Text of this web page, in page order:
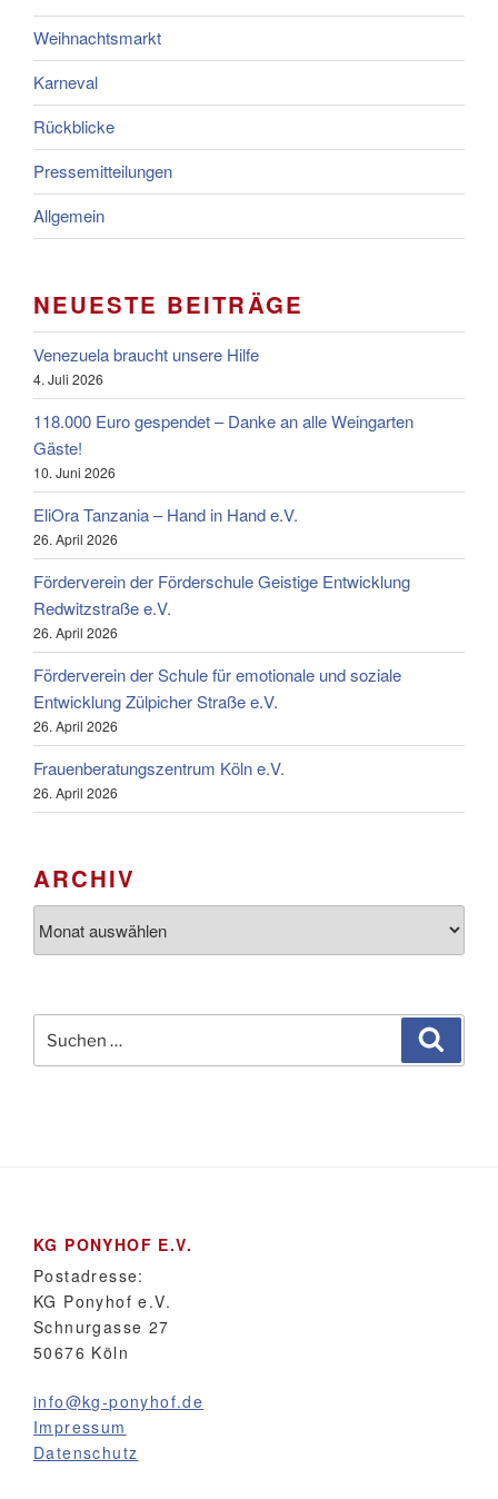
Weihnachtsmarkt
Karneval
Rückblicke
Pressemitteilungen
Allgemein
NEUESTE BEITRÄGE
Venezuela braucht unsere Hilfe
4. Juli 2026
118.000 Euro gespendet – Danke an alle Weingarten
Gäste!
10. Juni 2026
EliOra Tanzania – Hand in Hand e.V.
26. April 2026
Förderverein der Förderschule Geistige Entwicklung
Redwitzstraße e.V.
26. April 2026
Förderverein der Schule für emotionale und soziale
Entwicklung Zülpicher Straße e.V.
26. April 2026
Frauenberatungszentrum Köln e.V.
26. April 2026
ARCHIV
nach:
KG PONYHOF E.V.
Postadresse:
KG Ponyhof e.V.
Schnurgasse 27
50676 Köln
info@kg-ponyhof.de
Impressum
Datenschutz